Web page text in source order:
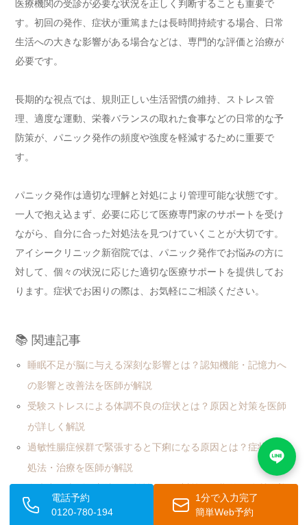
医療機関の受診が必要な状況を正しく判断することも重要で
す。初回の発作、症状が重篤または長時間持続する場合、日常
生活への大きな影響がある場合などは、専門的な評価と治療が
必要です。
長期的な視点では、規則正しい生活習慣の維持、ストレス管
理、適度な運動、栄養バランスの取れた食事などの日常的な予
防策が、パニック発作の頻度や強度を軽減するために重要で
す。
パニック発作は適切な理解と対処により管理可能な状態です。
一人で抱え込まず、必要に応じて医療専門家のサポートを受け
ながら、自分に合った対処法を見つけていくことが大切です。
アイシークリニック新宿院では、パニック発作でお悩みの方に
対して、個々の状況に応じた適切な医療サポートを提供してお
ります。症状でお困りの際は、お気軽にご相談ください。
📚 関連記事
睡眠不足が脳に与える深刻な影響とは？認知機能・記憶力へ
の影響と改善法を医師が解説
受験ストレスによる体調不良の症状とは？原因と対策を医師
が詳しく解説
過敏性腸症候群で緊張すると下痢になる原因とは？症状・対
処法・治療を医師が解説
免疫力を上げる方法｜即効性のある対策と長期的な体質改善
を医師が解説
電話予約
0120-780-194
1分で入力完了
簡単Web予約